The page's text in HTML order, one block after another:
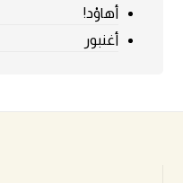
أهاوْد!
أغنبور